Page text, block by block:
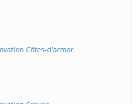
Côtes-d'armor